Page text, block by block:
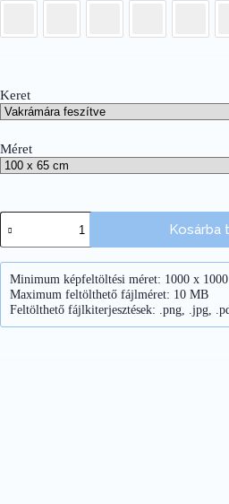
Keret
Méret
Kosárba
Minimum képfeltöltési méret: 1000 x
Maximum feltölthető fájlméret: 10 MB
Feltölthető fájlkiterjesztések: .png, .jpg,